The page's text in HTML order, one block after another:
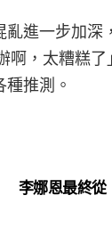
進一步加深
啊，太糟糕
推測。
李娜恩最終從